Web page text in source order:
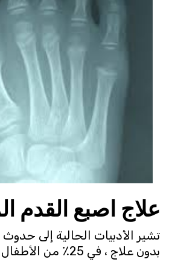
علاج اصبع القدم
تشير الأدبيات الحالية إلى حدوث
بدون علاج ، في 25٪ من الأطفال المصابين.